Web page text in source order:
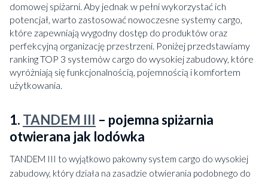
domowej spiżarni. Aby jednak w pełni wykorzystać ich
potencjał, warto zastosować nowoczesne systemy cargo,
które zapewniają wygodny dostęp do produktów oraz
perfekcyjną organizację przestrzeni. Poniżej przedstawiamy
ranking TOP 3 systemów cargo do wysokiej zabudowy, które
wyróżniają się funkcjonalnością, pojemnością i komfortem
użytkowania.
1. TANDEM III – pojemna spiżarnia
otwierana jak lodówka
TANDEM III to wyjątkowo pakowny system cargo do wysokiej
zabudowy, który działa na zasadzie otwierania podobnego do